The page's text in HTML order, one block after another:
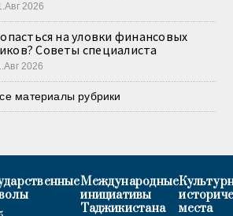
2026
на уловки финансовых
Советы специалиста
2026
материалы рубрики
Международные
инициативы
Таджикистана
места